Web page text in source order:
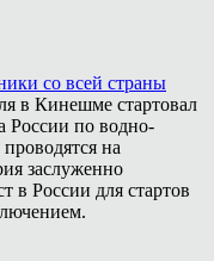
со всей страны
в Кинешме стартовал
России по водно-
на
заслуженно
в России для стартов